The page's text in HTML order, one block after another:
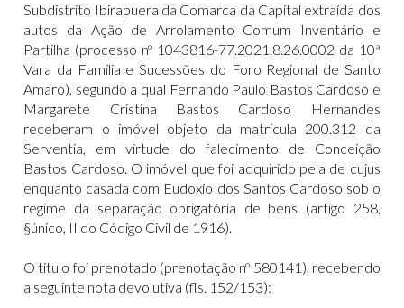
Subdistrito Ibirapuera da Comarca da Capital extraída dos
autos da Ação de Arrolamento Comum Inventário e
Partilha (processo nº 1043816-77.2021.8.26.0002 da 10ª
Vara da Família e Sucessões do Foro Regional de Santo
Amaro), segundo a qual Fernando Paulo Bastos Cardoso e
Margarete Cristina Bastos Cardoso Hernandes
receberam o imóvel objeto da matrícula 200.312 da
Serventia, em virtude do falecimento de Conceição
Bastos Cardoso. O imóvel que foi adquirido pela de cujus
enquanto casada com Eudoxio dos Santos Cardoso sob o
regime da separação obrigatória de bens (artigo 258,
§único, II do Código Civil de 1916).
O título foi prenotado (prenotação nº 580141), recebendo
a seguinte nota devolutiva (fls. 152/153):